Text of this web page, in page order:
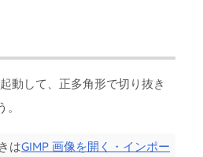
動して、正多角形で切り抜き
はGIMP 画像を開く・インポー